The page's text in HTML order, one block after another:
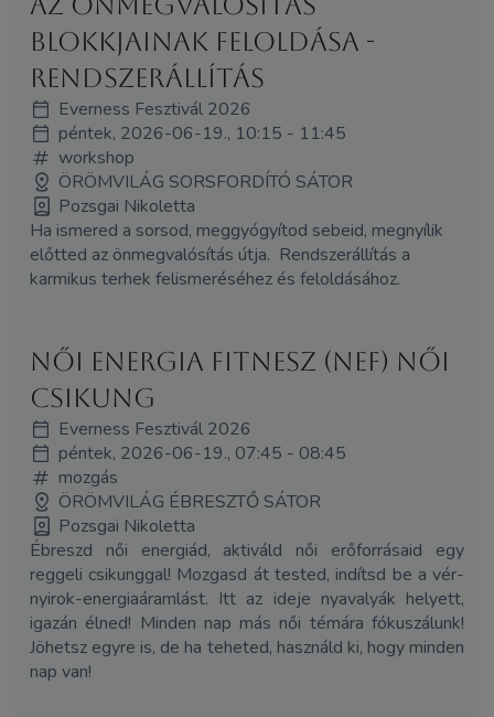
Blokkjainak Feloldása -
rendszerállítás
Everness Fesztivál 2026
péntek, 2026-06-19., 10:15 - 11:45
workshop
ÖRÖMVILÁG SORSFORDÍTÓ SÁTOR
Pozsgai Nikoletta
Ha ismered a sorsod, meggyógyítod sebeid, megnyílik
előtted az önmegvalósítás útja. Rendszerállítás a
karmikus terhek felismeréséhez és feloldásához.
Női Energia Fitnesz (NEF) Női
Csikung
Everness Fesztivál 2026
péntek, 2026-06-19., 07:45 - 08:45
mozgás
ÖRÖMVILÁG ÉBRESZTŐ SÁTOR
Pozsgai Nikoletta
Ébreszd női energiád, aktiváld női erőforrásaid egy
reggeli csikunggal! Mozgasd át tested, indítsd be a vér-
nyirok-energiaáramlást. Itt az ideje nyavalyák helyett,
igazán élned! Minden nap más női témára fókuszálunk!
Jöhetsz egyre is, de ha teheted, használd ki, hogy minden
nap van!